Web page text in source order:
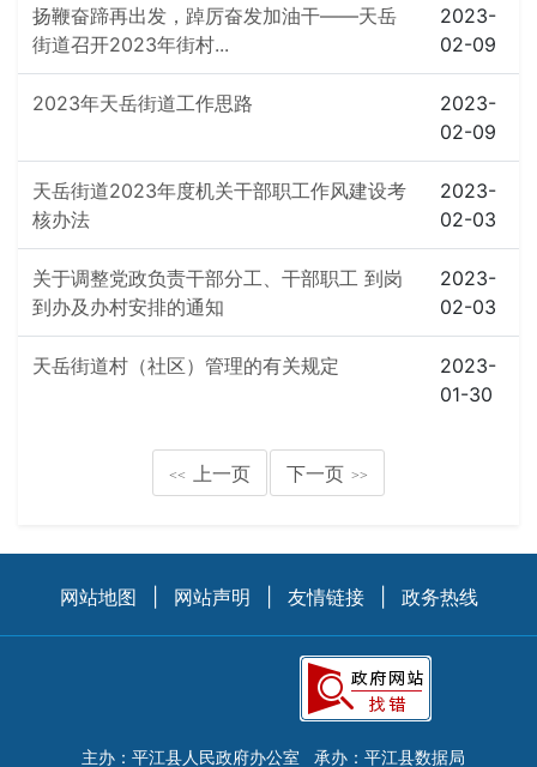
扬鞭奋蹄再出发，踔厉奋发加油干——天岳
街道召开2023年街村...
2023-
02-09
2023年天岳街道工作思路
2023-
02-09
天岳街道2023年度机关干部职工作风建设考
核办法
2023-
02-03
关于调整党政负责干部分工、干部职工 到岗
到办及办村安排的通知
2023-
02-03
天岳街道村（社区）管理的有关规定
2023-
01-30
<< 上一页 下一页 >>
网站地图 网站声明 友情链接 政务热线
主办：平江县人民政府办公室 承办：平江县数据局